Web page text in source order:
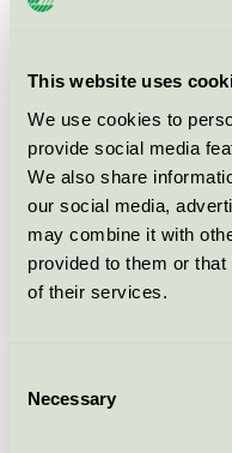
This website uses
We use cookies to
provide social media
We also share
our social media,
may combine it with
provided to them or
of their services.
Selection
Necessary
Universal
Svanen / SINI /
SINI
Svanen / SINI /